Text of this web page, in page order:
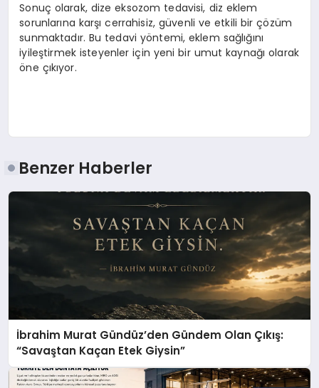
Sonuç olarak, dize eksozom tedavisi, diz eklem
sorunlarına karşı cerrahisiz, güvenli ve etkili bir çözüm
sunmaktadır. Bu tedavi yöntemi, eklem sağlığını
iyileştirmek isteyenler için yeni bir umut kaynağı olarak
öne çıkıyor.
Benzer Haberler
İbrahim Murat Gündüz’den Gündem Olan Çıkış:
“Savaştan Kaçan Etek Giysin”